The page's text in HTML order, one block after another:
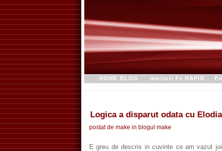
HOME BLOG meciuri Fc RAPID
Logica a disparut odata cu Elodia
postat de make in blogul make
E greu de descris in cuvinte ce am vazut